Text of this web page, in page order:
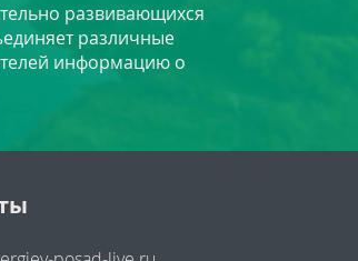
развивающихся
различные
информацию о